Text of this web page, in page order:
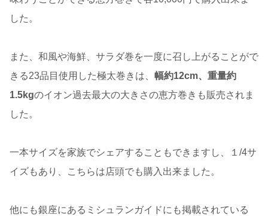
した。
また、和風や海鮮、サラダ巻を一度に召し上がることがで
きる23品目使用した極太巻きは、 幅約12cm、重量約
1.5kgのイオン過去最大の大きさの恵方巻きも販売されま
した。
一本サイズを家族でシェアすることもできますし、１/4サ
イズもあり、こちらは店頭でも購入出来ました。
他にも銀座にあるミシュランガイドにも掲載されている